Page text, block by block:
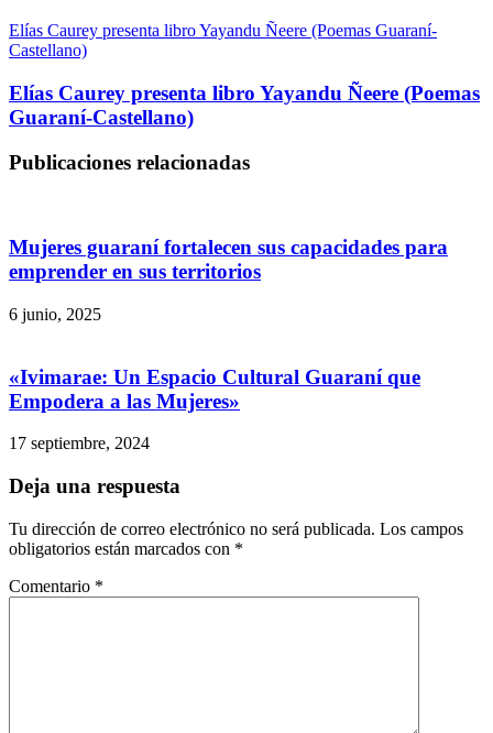
Elías Caurey presenta libro Yayandu Ñeere (Poemas Guaraní-
Castellano)
Elías Caurey presenta libro Yayandu Ñeere (Poemas
Guaraní-Castellano)
Publicaciones relacionadas
Mujeres guaraní fortalecen sus capacidades para
emprender en sus territorios
6 junio, 2025
«Ivimarae: Un Espacio Cultural Guaraní que
Empodera a las Mujeres»
17 septiembre, 2024
Deja una respuesta
Tu dirección de correo electrónico no será publicada. Los campos
obligatorios están marcados con *
Comentario *